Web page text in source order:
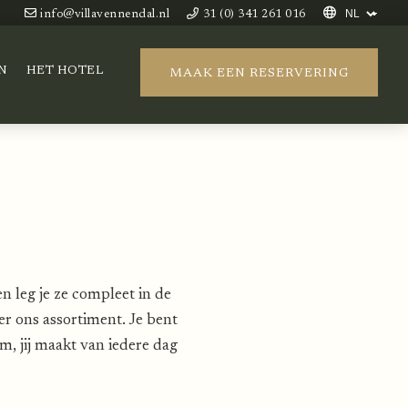
info@villavennendal.nl 31 (0) 341 261 016
HET HOTEL MAAK EEN RESERVERING
leg je ze compleet in de
ons assortiment. Je bent
jij maakt van iedere dag